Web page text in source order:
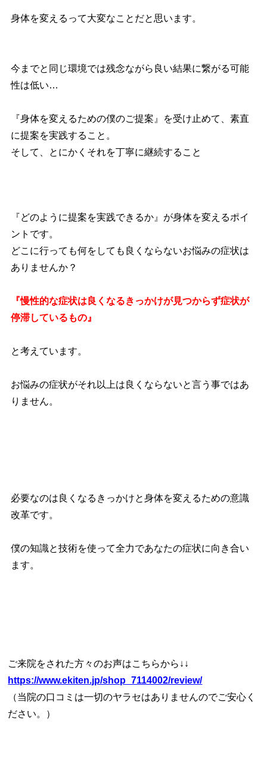
身体を変えるって大変なことだと思います。
今までと同じ環境では残念ながら良い結果に繋がる可能
性は低い…
『身体を変えるための僕のご提案』を受け止めて、素直
に提案を実践すること。
そして、とにかくそれを丁寧に継続すること
『どのように提案を実践できるか』が身体を変えるポイ
ントです。
どこに行っても何をしても良くならないお悩みの症状は
ありませんか？
『慢性的な症状は良くなるきっかけが見つからず症状が
停滞しているもの』
と考えています。
お悩みの症状がそれ以上は良くならないと言う事ではあ
りません。
必要なのは良くなるきっかけと身体を変えるための意識
改革です。
僕の知識と技術を使って全力であなたの症状に向き合い
ます。
ご来院をされた方々のお声はこちらから↓↓
https://www.ekiten.jp/shop_7114002/review/
（当院の口コミは一切のヤラセはありませんのでご安心く
ださい。）